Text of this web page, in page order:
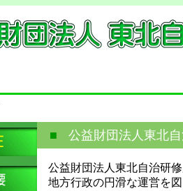
■ 公益財団法人東北
公益財団法人東北自治研修
地方行政の円滑な運営を